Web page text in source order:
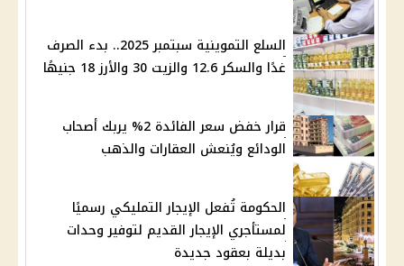
السلع التموينية سبتمبر 2025.. بدء الصرف
غدًا والسكر 12.6 والزيت 30 والأرز 18 جنيهًا
قرار خفض سعر الفائدة 2% يربك أصحاب
الودائع ويُنعش العقارات والذهب
الحكومة تُفعل الإيجار التمليكي رسميًا
لمستأجري الإيجار القديم لتوفير وحدات
بديلة بعقود جديدة